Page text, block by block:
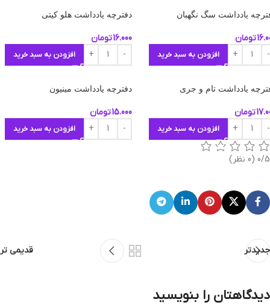
یادداشت سگ نگهبان
تومان
افزودن به سبد خرید
دفترچه یادداشت هلو کیتی
16.000تومان
افزودن به سبد خرید
یادداشت تام و جری
تومان
افزودن به سبد خرید
دفترچه یادداشت مینیون
15.000تومان
افزودن به سبد خرید
0/5 (0 نظر)
جدیدتر قدیمی تر
دیدگاهتان را بنویسید